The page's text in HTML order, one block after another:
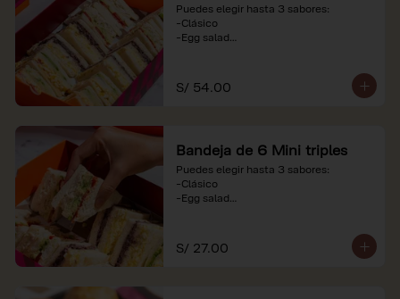
Puedes elegir hasta 3 sabores:
-Clásico
-Egg salad
referenciales.
S/ 54.00
Bandeja de 6 Mini triples
Puedes elegir hasta 3 sabores:
-Clásico
-Egg salad
S/ 27.00